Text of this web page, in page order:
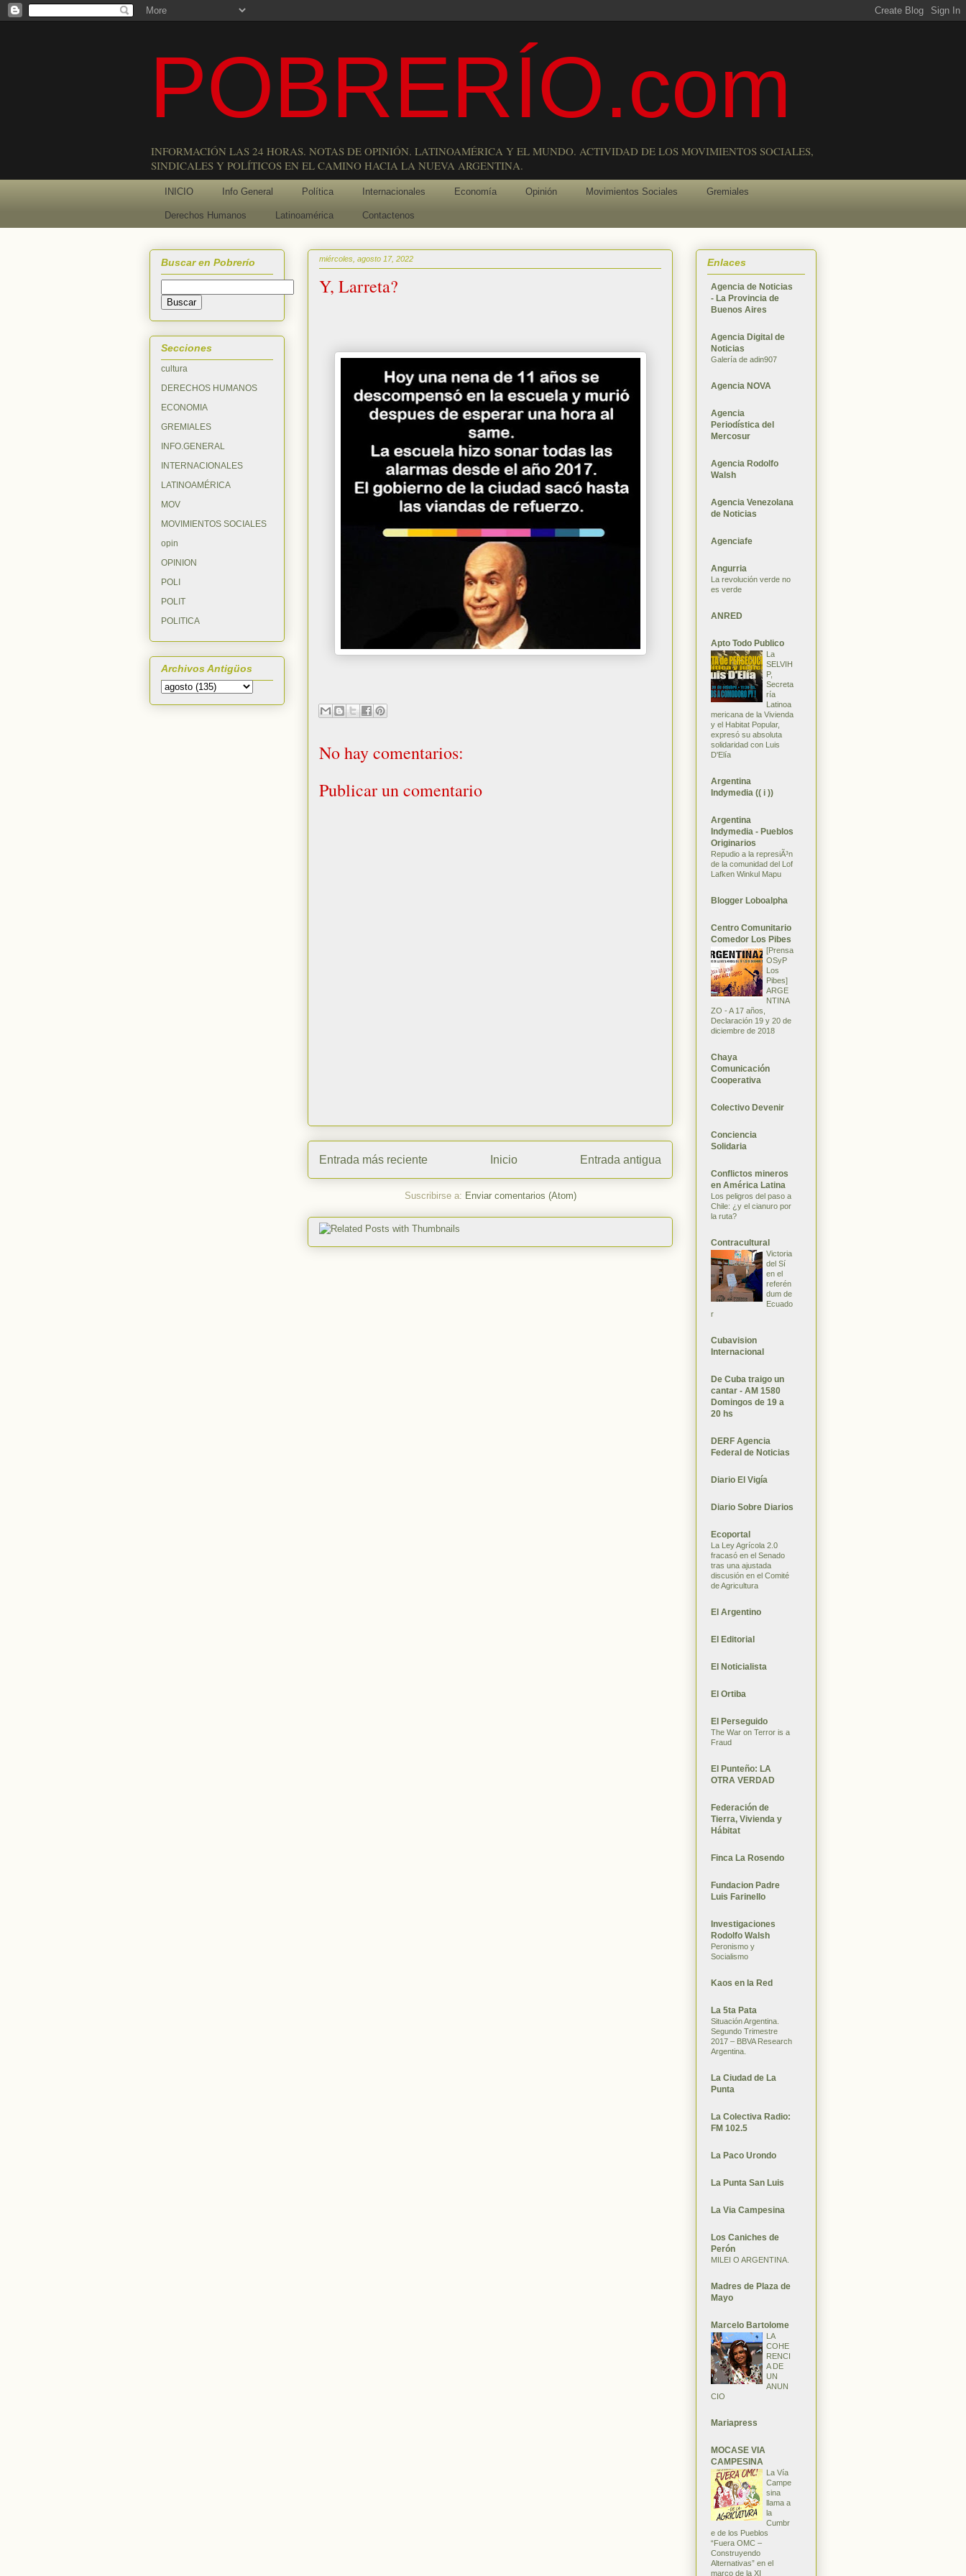
POBRERÍO.com
INFORMACIÓN LAS 24 HORAS. NOTAS DE OPINIÓN. LATINOAMÉRICA Y EL MUNDO. ACTIVIDAD DE LOS MOVIMIENTOS SOCIALES,
SINDICALES Y POLÍTICOS EN EL CAMINO HACIA LA NUEVA ARGENTINA.
INICIO Info General Política Internacionales Economía Opinión Movimientos Sociales Gremiales
Derechos Humanos Latinoamérica Contactenos
miércoles, agosto 17, 2022
Y, Larreta?
No hay comentarios:
Publicar un comentario
Entrada más reciente Entrada antigua
Inicio
Suscribirse a: Enviar comentarios (Atom)
Buscar en Pobrerío
Secciones
cultura
DERECHOS HUMANOS
ECONOMIA
GREMIALES
INFO.GENERAL
INTERNACIONALES
LATINOAMÉRICA
MOV
MOVIMIENTOS SOCIALES
opin
OPINION
POLI
POLIT
POLITICA
Archivos Antigüos
Enlaces
Agencia de Noticias
- La Provincia de
Buenos Aires
Agencia Digital de
Noticias
Galería de adin907
Agencia NOVA
Agencia
Periodística del
Mercosur
Agencia Rodolfo
Walsh
Agencia Venezolana
de Noticias
Agenciafe
Angurria
La revolución verde no
es verde
ANRED
Apto Todo Publico
La
SELVIH
P,
Secreta
ría
Latinoa
mericana de la Vivienda
y el Habitat Popular,
expresó su absoluta
solidaridad con Luis
D'Elía
Argentina
Indymedia (( i ))
Argentina
Indymedia - Pueblos
Originarios
Repudio a la represiÃ³n
de la comunidad del Lof
Lafken Winkul Mapu
Blogger Loboalpha
Centro Comunitario
Comedor Los Pibes
[Prensa
OSyP
Los
Pibes]
ARGE
NTINA
ZO - A 17 años,
Declaración 19 y 20 de
diciembre de 2018
Chaya
Comunicación
Cooperativa
Colectivo Devenir
Conciencia
Solidaria
Conflictos mineros
en América Latina
Los peligros del paso a
Chile: ¿y el cianuro por
la ruta?
Contracultural
Victoria
del Sí
en el
referén
dum de
Ecuado
r
Cubavision
Internacional
De Cuba traigo un
cantar - AM 1580
Domingos de 19 a
20 hs
DERF Agencia
Federal de Noticias
Diario El Vigía
Diario Sobre Diarios
Ecoportal
La Ley Agrícola 2.0
fracasó en el Senado
tras una ajustada
discusión en el Comité
de Agricultura
El Argentino
El Editorial
El Noticialista
El Ortiba
El Perseguido
The War on Terror is a
Fraud
El Punteño: LA
OTRA VERDAD
Federación de
Tierra, Vivienda y
Hábitat
Finca La Rosendo
Fundacion Padre
Luis Farinello
Investigaciones
Rodolfo Walsh
Peronismo y
Socialismo
Kaos en la Red
La 5ta Pata
Situación Argentina.
Segundo Trimestre
2017 – BBVA Research
Argentina.
La Ciudad de La
Punta
La Colectiva Radio:
FM 102.5
La Paco Urondo
La Punta San Luis
La Via Campesina
Los Caniches de
Perón
MILEI O ARGENTINA.
Madres de Plaza de
Mayo
Marcelo Bartolome
LA
COHE
RENCI
A DE
UN
ANUN
CIO
Mariapress
MOCASE VIA
CAMPESINA
La Vía
Campe
sina
llama a
la
Cumbr
e de los Pueblos
“Fuera OMC –
Construyendo
Alternativas” en el
marco de la XI